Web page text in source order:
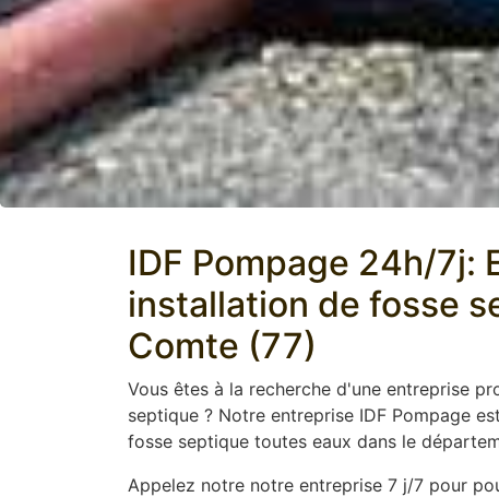
IDF Pompage 24h/7j:
installation de fosse
Comte (77)
Vous êtes à la recherche d'une entreprise
septique ? Notre entreprise IDF Pompage
fosse septique toutes eaux dans le
Appelez notre notre entreprise 7 j/7 pour